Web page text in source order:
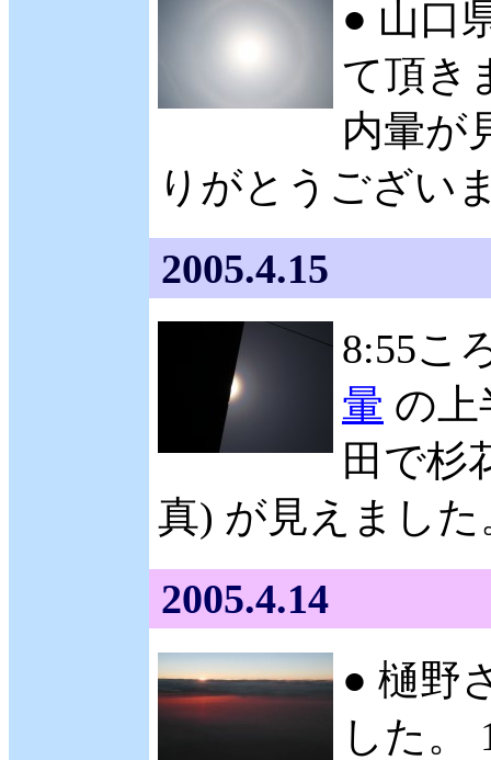
● 山口
て頂き
内暈が
りがとうござい
2005.4.15
8:55こ
暈 の上
田で杉
真) が見えました
2005.4.14
● 樋野
した。